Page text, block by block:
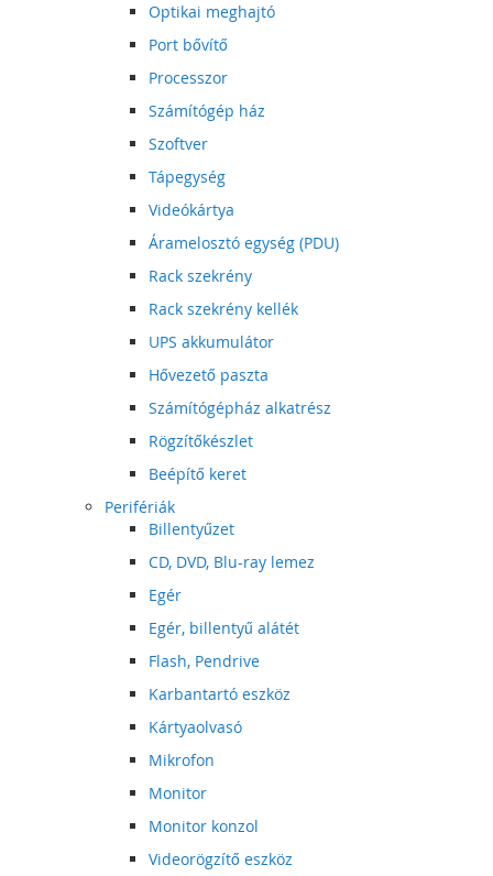
Optikai meghajtó
Port bővítő
Processzor
Számítógép ház
Szoftver
Tápegység
Videókártya
Áramelosztó egység (PDU)
Rack szekrény
Rack szekrény kellék
UPS akkumulátor
Hővezető paszta
Számítógépház alkatrész
Rögzítőkészlet
Beépítő keret
Perifériák
Billentyűzet
CD, DVD, Blu-ray lemez
Egér
Egér, billentyű alátét
Flash, Pendrive
Karbantartó eszköz
Kártyaolvasó
Mikrofon
Monitor
Monitor konzol
Videorögzítő eszköz